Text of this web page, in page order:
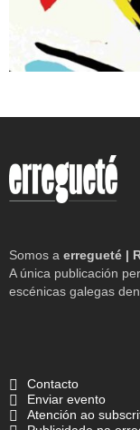
Somos a erregueté |
A única publicación
escénicas galegas
Contacto
Enviar evento
Atención ao